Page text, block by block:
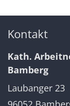
Kontakt
Kath.
Bamberg
Laubanger 23